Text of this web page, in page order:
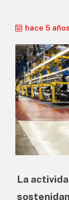
hace 5 años
La